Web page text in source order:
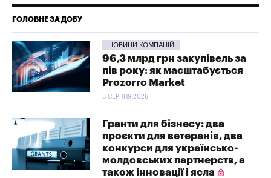
ГОЛОВНЕ ЗА ДОБУ
НОВИНИ КОМПАНІЙ
96,3 млрд грн закупівель за
пів року: як масштабується
Prozorro Market
8 СЕРПНЯ 2026
Гранти для бізнесу: два
проєкти для ветеранів, два
конкурси для українсько-
молдовських партнерств, а
також інновації і ясла